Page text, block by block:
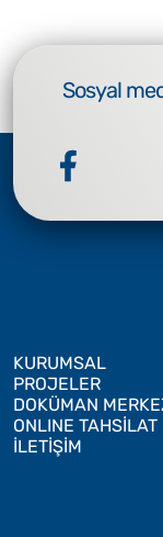
Sosyal
KURUMSAL
PROJELER
DOKÜMAN
ONLINE TAHSİLAT
İLETİŞİM